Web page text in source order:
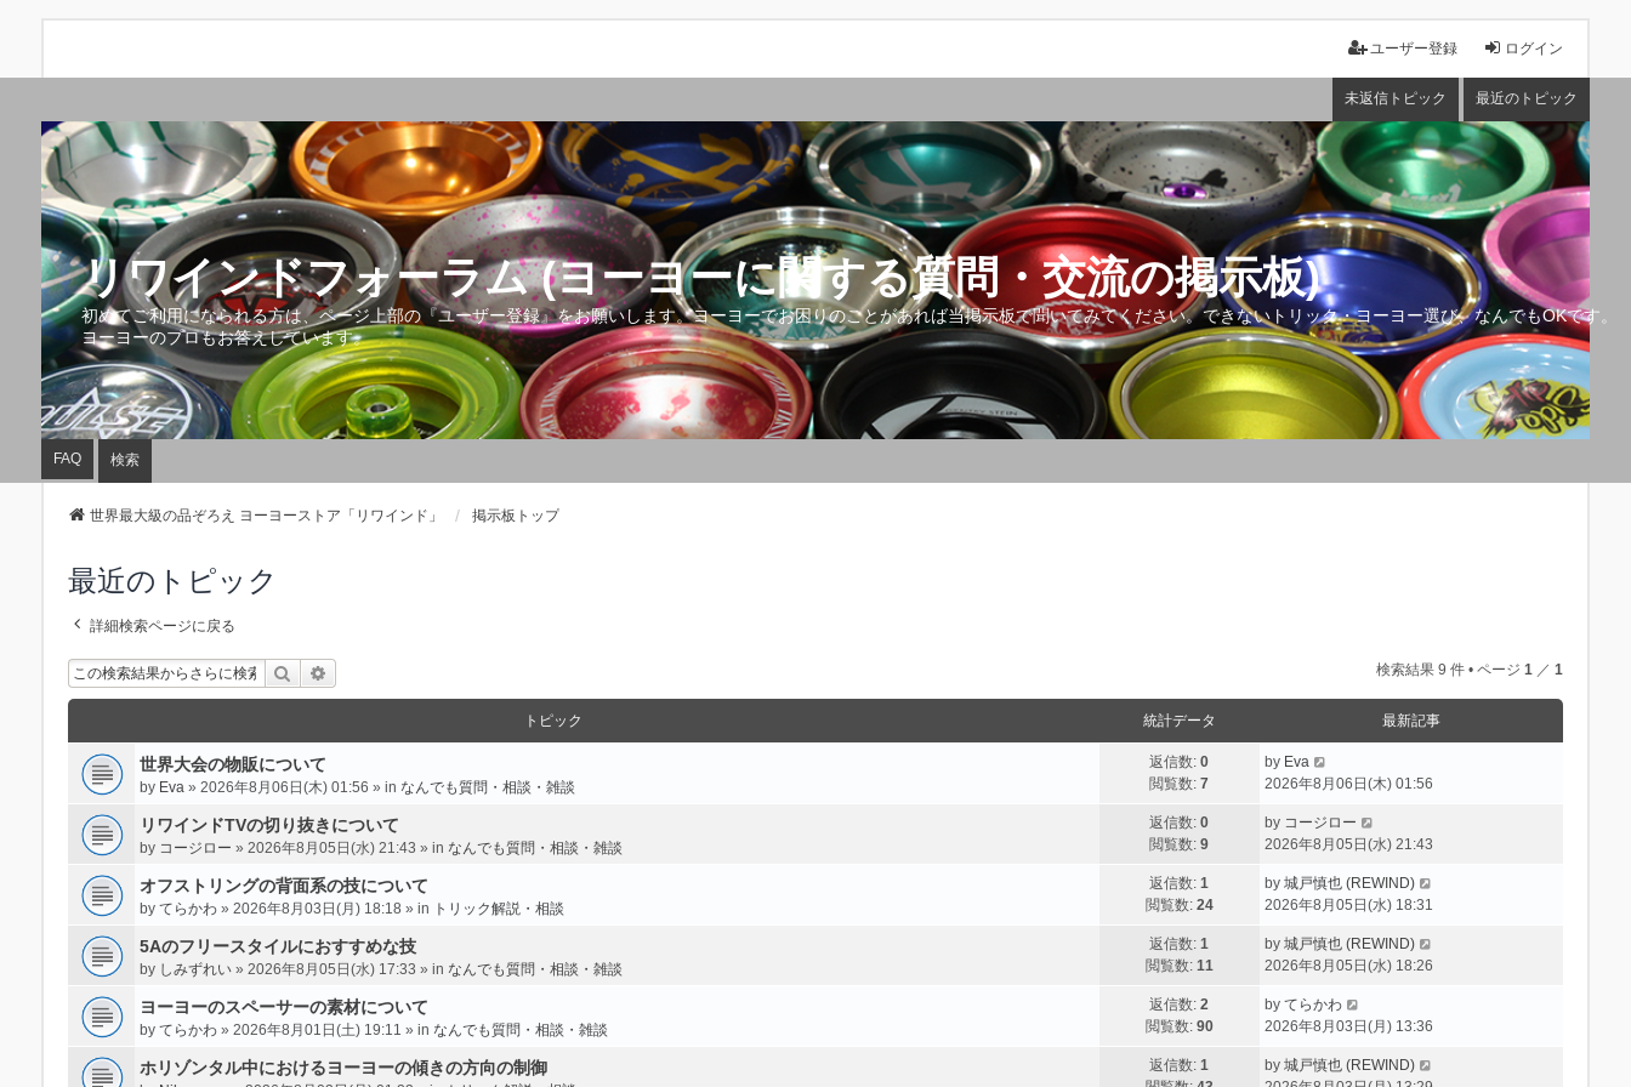
ログイン
ユーザー登録
未返信トピック 最近のトピック
リワインドフォーラム (ヨーヨーに関する質問・交流の掲示板)
初めてご利用になられる方は、ページ上部の『ユーザー登録』をお願いします。ヨーヨーでお困りのことがあれば当掲示板で聞いてみてください。できないトリック・ヨーヨー選び、なんでもOKです。
ヨーヨーのプロもお答えしています。
FAQ 検索
世界最大級の品ぞろえ ヨーヨーストア「リワインド」 掲示板トップ
最近のトピック
詳細検索ページに戻る
検索 検索結果 9 件 • ページ1 ／1
トピック 統計データ 最新記事
世界大会の物販について
by Eva » 2026年8月06日(木) 01:56 » in なんでも質問・相談・雑談
返信数:0
閲覧数:7
by Eva
2026年8月06日(木) 01:56
リワインドTVの切り抜きについて
by コージロー » 2026年8月05日(水) 21:43 » in なんでも質問・相談・雑談
返信数:0
閲覧数:9
by コージロー
2026年8月05日(水) 21:43
オフストリングの背面系の技について
by てらかわ» 2026年8月03日(月) 18:18 » in トリック解説・相談
返信数:1
閲覧数: 24
by 城戸慎也 (REWIND)
2026年8月05日(水) 18:31
5Aのフリースタイルにおすすめな技
by しみずれい» 2026年8月05日(水) 17:33 » in なんでも質問・相談・雑談
返信数:1
閲覧数: 11
by 城戸慎也 (REWIND)
2026年8月05日(水) 18:26
ヨーヨーのスペーサーの素材について
by てらかわ» 2026年8月01日(土) 19:11 » in なんでも質問・相談・雑談
返信数:2
閲覧数: 90
by てらかわ
2026年8月03日(月) 13:36
ホリゾンタル中におけるヨーヨーの傾きの方向の制御 返信数:1
by 城戸慎也 (REWIND)